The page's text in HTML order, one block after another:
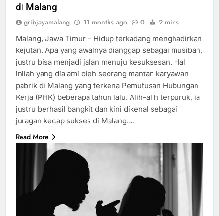
di Malang
gribjayamalang 11 months ago 0 2 mins
Malang, Jawa Timur – Hidup terkadang menghadirkan
kejutan. Apa yang awalnya dianggap sebagai musibah,
justru bisa menjadi jalan menuju kesuksesan. Hal
inilah yang dialami oleh seorang mantan karyawan
pabrik di Malang yang terkena Pemutusan Hubungan
Kerja (PHK) beberapa tahun lalu. Alih-alih terpuruk, ia
justru berhasil bangkit dan kini dikenal sebagai
juragan kecap sukses di Malang….
Read More